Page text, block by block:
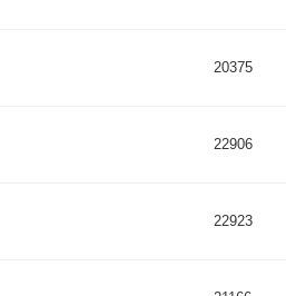
20375
22906
22923